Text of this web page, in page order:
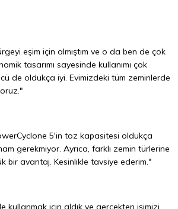
eşim için almıştım ve o da ben de çok
tasarımı sayesinde kullanımı çok
de oldukça iyi. Evimizdeki tüm zeminlerde
5'in toz kapasitesi oldukça
gerekmiyor. Ayrıca, farklı zemin türlerine
bir avantaj. Kesinlikle tavsiye ederim."
kullanmak için aldık ve gerçekten işimizi